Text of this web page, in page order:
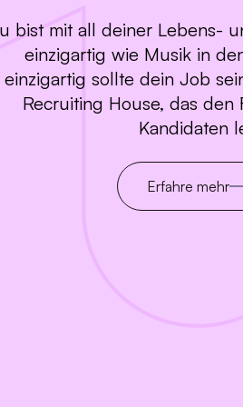
bist mit all deiner Lebens-
einzigartig wie Musik in
einzigartig sollte dein Job
Recruiting House, das den
Kandidaten
Erfahre mehr